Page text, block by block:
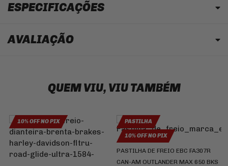
ESPECIFICAÇÕES
AVALIAÇÃO
QUEM VIU, VIU TAMBÉM
10% OFF NO PIX PASTILHA
10% OFF NO PIX
PASTILHA DE FREIO EBC FA307R
CAN-AM OUTLANDER MAX 650 BKS